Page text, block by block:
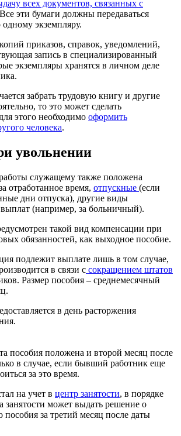
всех документов, связанных с
эти бумаги должны передаваться
экземпляру.
приказов, справок, уведомлений,
запись в специализированный
экземпляры хранятся в личном деле
забрать трудовую книгу и другие
то это может сделать
этого необходимо оформить
человека.
увольнении
служащему также положена
отработанное время, отпускные (если
дни отпуска), другие виды
(например, за больничный).
такой вид компенсации при
обязанностей, как выходное пособие.
подлежит выплате лишь в том случае,
в связи с сокращением штатов
Размер пособия – среднемесячный
в день расторжения
пособия положена и второй месяц после
в случае, если бывший работник еще
за это время.
на учет в центр занятости, в порядке
занятости может выдать решение о
за третий месяц после даты